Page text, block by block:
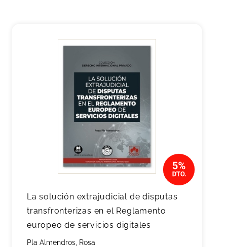
La solución extrajudicial de disputas
transfronterizas en el Reglamento
europeo de servicios digitales
Pla Almendros, Rosa